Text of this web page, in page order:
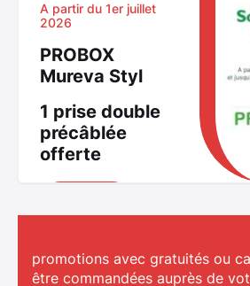
A partir du 1er juillet
2026
PROBOX
Mureva Styl
1 prise double
précâblée
offerte
promotions avec gratuités ou
être commandées auprès de